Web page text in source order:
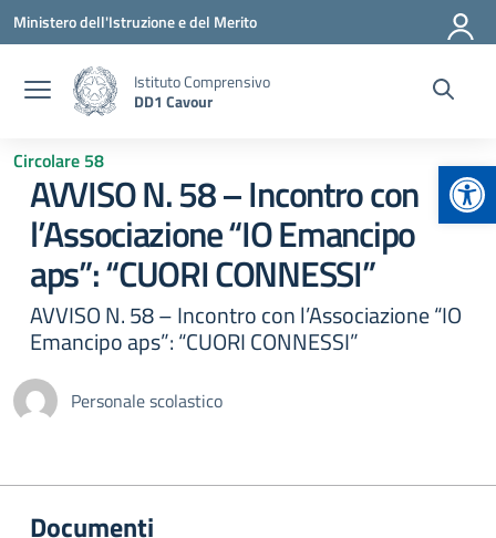
Vai ai contenuti
Vai al menu di navigazione
Vai al footer
Ministero dell'Istruzione e del Merito
Istituto Comprensivo
DD1 Cavour
Circolare 58
AVVISO N. 58 – Incontro con
l’Associazione “IO Emancipo
aps”: “CUORI CONNESSI”
AVVISO N. 58 – Incontro con l’Associazione “IO
Emancipo aps”: “CUORI CONNESSI”
Personale scolastico
Documenti